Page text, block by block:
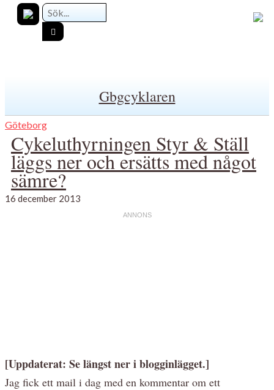
Gbgcyklaren
Göteborg
Cykeluthyrningen Styr & Ställ
läggs ner och ersätts med något
sämre?
16 december 2013
[Uppdaterat: Se längst ner i blogginlägget.]
Jag fick ett mail i dag med en kommentar om ett